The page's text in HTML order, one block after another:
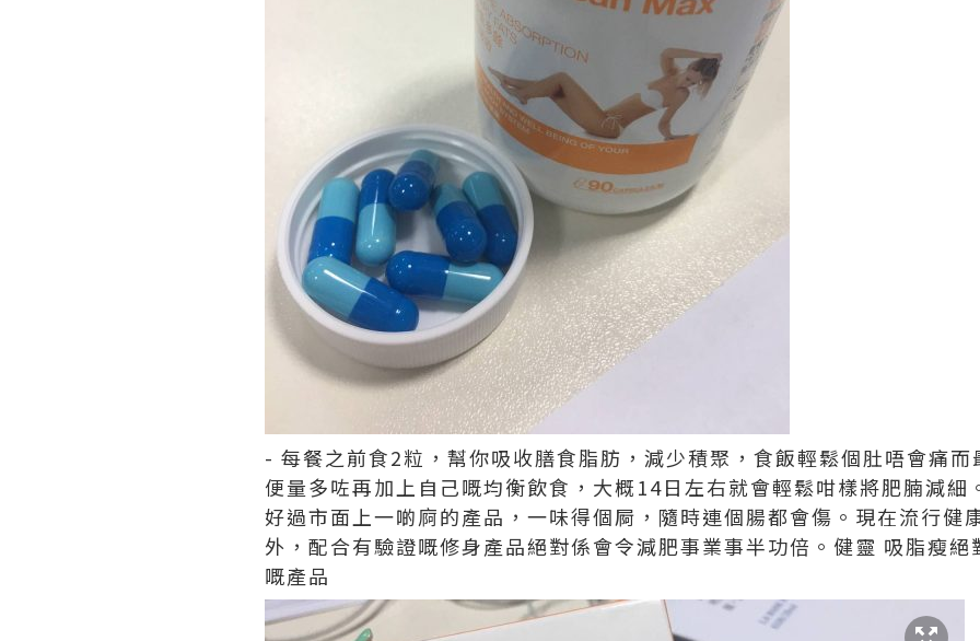
- 每餐之前食2粒，幫你吸收膳食脂肪，減少積聚，食飯輕鬆個肚唔會痛
便量多咗再加上自己嘅均衡飲食，大概14日左右就會輕鬆咁樣將肥腩減細
好過市面上一啲㢌的產品，一味得個屙，隨時連個腸都會傷。現在流行健
外，配合有驗證嘅修身產品絕對係會令減肥事業事半功倍。健靈 吸脂瘦絕
嘅產品